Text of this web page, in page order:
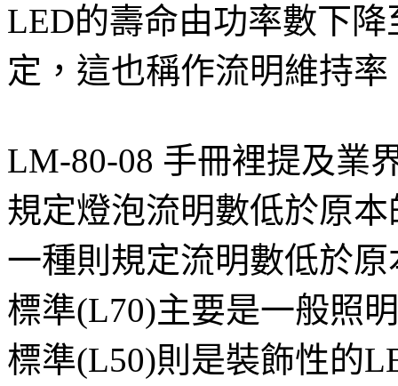
LED的壽命由功率數下
定，這也稱作流明維持率
LM-80-08 手冊裡提及業
規定燈泡流明數低於原
一種則規定流明數低於
標準(L70)主要是一般照
標準(L50)則是裝飾性的